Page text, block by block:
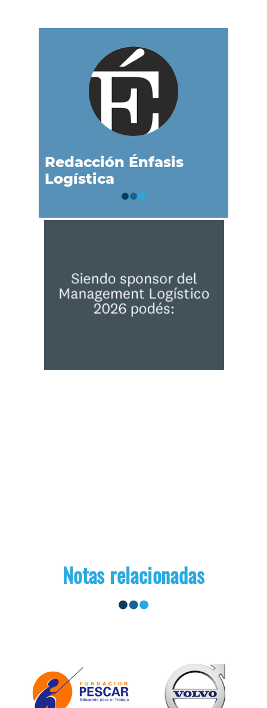
Redacción Énfasis
Logística
Notas relacionadas